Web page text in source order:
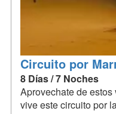
Circuito por
8 Días / 7 Noches
Aprovechate de
vive este circuito por